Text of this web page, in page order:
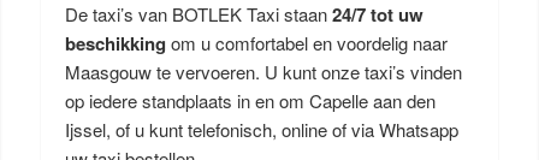
De taxi’s van BOTLEK Taxi staan24/7 tot uw
beschikking om u comfortabel en voordelig naar
Maasgouw te vervoeren. U kunt onze taxi’s vinden
op iedere standplaats in en om Capelle aan den
Ijssel, of u kunt telefonisch, online of via Whatsapp